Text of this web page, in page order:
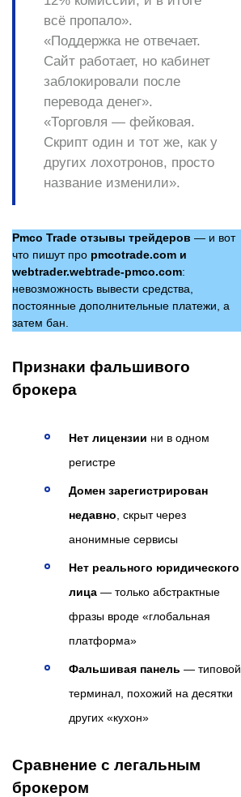
всё пропало».
«Поддержка не отвечает.
Сайт работает, но кабинет
заблокировали после
перевода денег».
«Торговля — фейковая.
Скрипт один и тот же, как у
других лохотронов, просто
название изменили».
Pmco Trade отзывы трейдеров — и вот
что пишут про pmcotrade.com и
webtrader.webtrade-pmco.com:
невозможность вывести средства,
постоянные дополнительные платежи, а
затем бан.
Признаки фальшивого
брокера
Нет лицензии ни в одном
регистре
Домен зарегистрирован
недавно , скрыт через
анонимные сервисы
Нет реального юридического
лица — только абстрактные
фразы вроде «глобальная
платформа»
Фальшивая панель — типовой
терминал, похожий на десятки
других «кухон»
Сравнение с легальным
брокером